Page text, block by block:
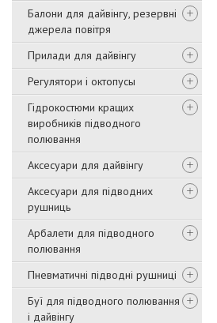
Балони для дайвінгу, резервні
джерела повітря
Прилади для дайвінгу
Регулятори і октопусы
Гідрокостюми кращих
виробників підводного
полювання
Аксесуари для дайвінгу
Аксесуари для підводних
рушниць
Арбалети для підводного
полювання
Пневматичні підводні рушниці
Буї для підводного полювання
і дайвінгу